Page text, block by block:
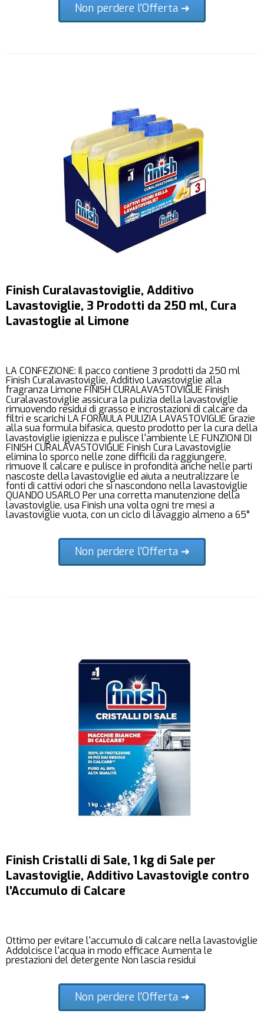
Non perdere l'Offerta ➜
Finish Curalavastoviglie, Additivo
Lavastoviglie, 3 Prodotti da 250 ml, Cura
Lavastoglie al Limone
LA CONFEZIONE: Il pacco contiene 3 prodotti da 250 ml
Finish Curalavastoviglie, Additivo Lavastoviglie alla
fragranza Limone FINISH CURALAVASTOVIGLIE Finish
Curalavastoviglie assicura la pulizia della lavastoviglie
rimuovendo residui di grasso e incrostazioni di calcare da
filtri e scarichi LA FORMULA PULIZIA LAVASTOVIGLIE Grazie
alla sua formula bifasica, questo prodotto per la cura della
lavastoviglie igienizza e pulisce l'ambiente LE FUNZIONI DI
FINISH CURALAVASTOVIGLIE Finish Cura Lavastoviglie
elimina lo sporco nelle zone difficili da raggiungere,
rimuove Il calcare e pulisce in profondità anche nelle parti
nascoste della lavastoviglie ed aiuta a neutralizzare le
fonti di cattivi odori che si nascondono nella lavastoviglie
QUANDO USARLO Per una corretta manutenzione della
lavastoviglie, usa Finish una volta ogni tre mesi a
lavastoviglie vuota, con un ciclo di lavaggio almeno a 65°
Non perdere l'Offerta ➜
Finish Cristalli di Sale, 1 kg di Sale per
Lavastoviglie, Additivo Lavastovigle contro
l'Accumulo di Calcare
Ottimo per evitare l'accumulo di calcare nella lavastoviglie
Addolcisce l'acqua in modo efficace Aumenta le
prestazioni del detergente Non lascia residui
Non perdere l'Offerta ➜